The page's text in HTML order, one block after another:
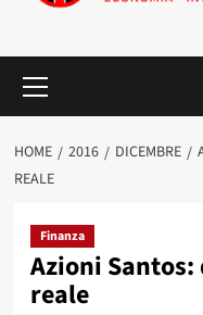
principale
HOME 2016 DICEMBRE
REALE
Finanza
Azioni
reale